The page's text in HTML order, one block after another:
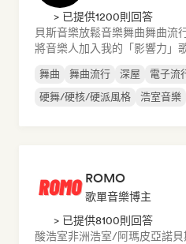
> 已提供1200則回答
貝斯音樂放鬆音樂舞曲舞曲流
將音樂人加入我的「影響力」
舞曲 舞曲流行 深屋 電子流
硬舞/硬核/硬派風格
浩室音樂
ROMO
歌單音樂博主
> 已提供8100則回答
酸浩室非洲浩室/阿瑪皮亞諾